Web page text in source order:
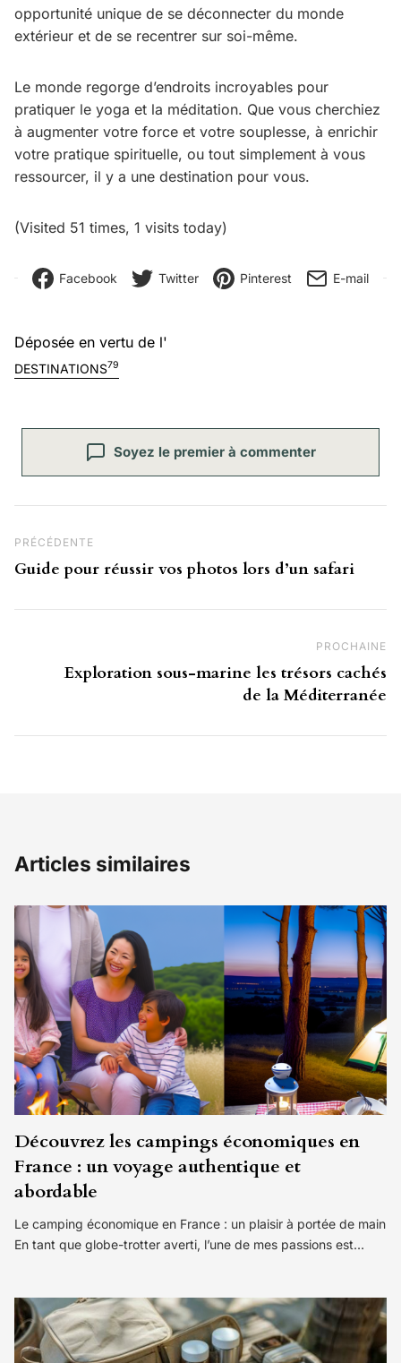
opportunité unique de se déconnecter du monde
extérieur et de se recentrer sur soi-même.
Le monde regorge d’endroits incroyables pour
pratiquer le yoga et la méditation. Que vous cherchiez
à augmenter votre force et votre souplesse, à enrichir
votre pratique spirituelle, ou tout simplement à vous
ressourcer, il y a une destination pour vous.
(Visited 51 times, 1 visits today)
Facebook Twitter Pinterest E-mail
Déposée en vertu de l'
DESTINATIONS79
Soyez le premier à commenter
Post Précédent
PRÉCÉDENTE
Guide pour réussir vos photos lors d’un safari
PROCHAINE
Exploration sous-marine les trésors cachés
de la Méditerranée
Articles similaires
Découvrez les campings économiques en
France : un voyage authentique et
abordable
Le camping économique en France : un plaisir à portée de main
En tant que globe-trotter averti, l’une de mes passions est…